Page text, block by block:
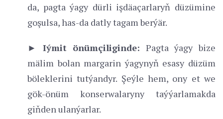
da, pagta ýagy dürli işdäaçarlaryň düzümine
goşulsa, has-da datly tagam berýär.
► Iýmit önümçiliginde: Pagta ýagy bize
mälim bolan margarin ýagynyň esasy düzüm
böleklerini tutýandyr. Şeýle hem, ony et we
gök-önüm konserwalaryny taýýarlamakda
giňden ulanýarlar.